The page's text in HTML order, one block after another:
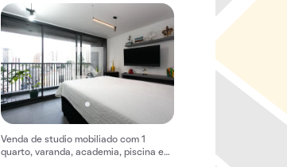
Venda de studio mobiliado com 1
quarto, varanda, academia, piscina e